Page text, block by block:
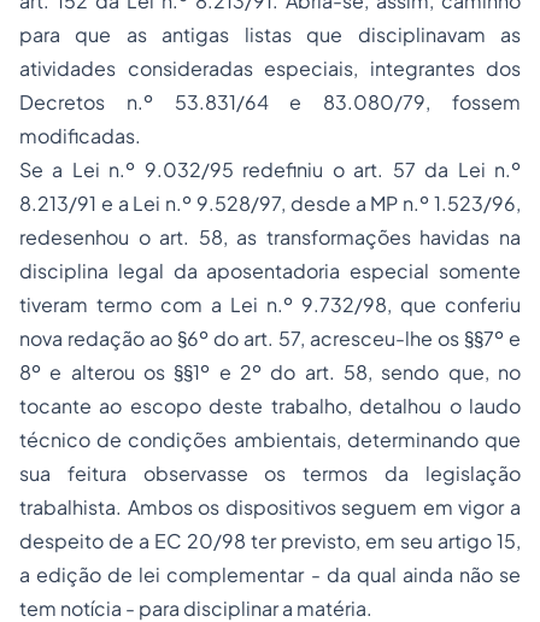
para que as antigas listas que disciplinavam as
atividades consideradas especiais, integrantes dos
Decretos n.º 53.831/64 e 83.080/79, fossem
modificadas.
Se a Lei n.º 9.032/95 redefiniu o art. 57 da Lei n.º
8.213/91 e a Lei n.º 9.528/97, desde a MP n.º 1.523/96,
redesenhou o art. 58, as transformações havidas na
disciplina legal da aposentadoria especial somente
tiveram termo com a Lei n.º 9.732/98, que conferiu
nova redação ao §6º do art. 57, acresceu-lhe os §§7º e
8º e alterou os §§1º e 2º do art. 58, sendo que, no
tocante ao escopo deste trabalho, detalhou o laudo
técnico de condições ambientais, determinando que
sua feitura observasse os termos da legislação
trabalhista. Ambos os dispositivos seguem em vigor a
despeito de a EC 20/98 ter previsto, em seu artigo 15,
a edição de lei complementar - da qual ainda não se
tem notícia - para disciplinar a matéria.